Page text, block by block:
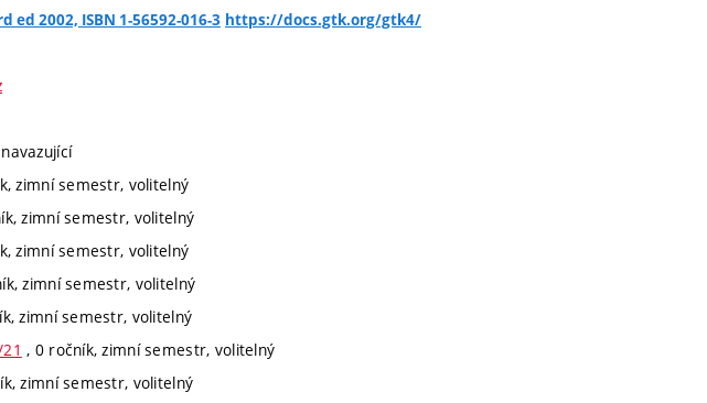
ed 2002, ISBN 1-56592-016-3 https://docs.gtk.org/gtk4/
zimní semestr, volitelný
zimní semestr, volitelný
zimní semestr, volitelný
zimní semestr, volitelný
zimní semestr, volitelný
, 0 ročník, zimní semestr, volitelný
zimní semestr, volitelný